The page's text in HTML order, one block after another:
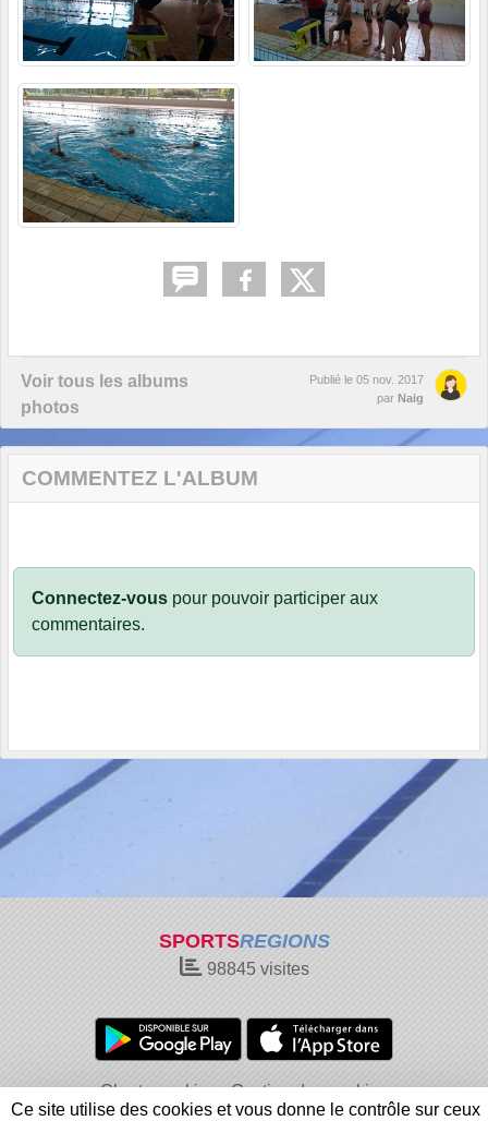
Voir tous les albums
photos
Publié le 05 nov. 2017
par Naig
COMMENTEZ L'ALBUM
Connectez-vous pour pouvoir participer aux
commentaires.
SPORTSREGIONS
98845visites
Charte cookies
Gestion des cookies
Informations légales
Signaler un contenu inapproprié
Ce site utilise des cookies et vous donne le contrôle sur ceux